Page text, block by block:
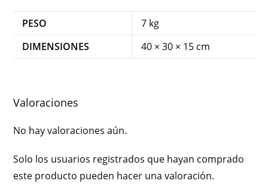
PESO
7 kg
DIMENSIONES
40 × 30 × 15 cm
Valoraciones
No hay valoraciones aún.
Solo los usuarios registrados que hayan comprado
este producto pueden hacer una valoración.